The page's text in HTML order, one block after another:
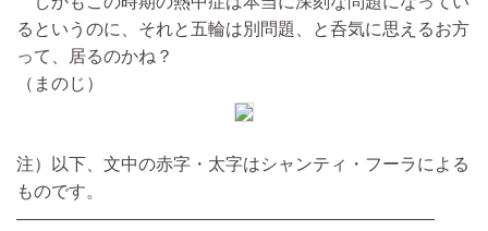
るというのに、それと五輪は別問題、と呑気に思えるお方
って、居るのかね？
（まのじ）
注）以下、文中の赤字・太字はシャンティ・フーラによる
ものです。
————————————————————————